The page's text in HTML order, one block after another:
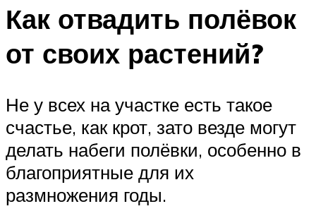
Как отвадить полёвок
от своих растений?
Не у всех на участке есть такое
счастье, как крот, зато везде могут
делать набеги полёвки, особенно в
благоприятные для их
размножения годы.